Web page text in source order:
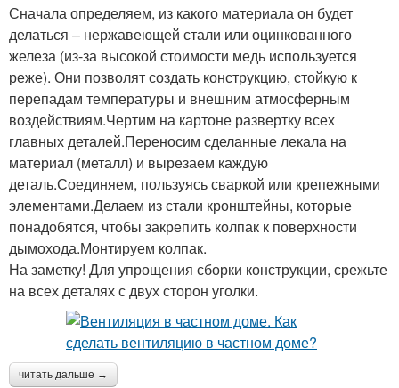
Сначала определяем, из какого материала он будет
делаться – нержавеющей стали или оцинкованного
железа (из-за высокой стоимости медь используется
реже). Они позволят создать конструкцию, стойкую к
перепадам температуры и внешним атмосферным
воздействиям.Чертим на картоне развертку всех
главных деталей.Переносим сделанные лекала на
материал (металл) и вырезаем каждую
деталь.Соединяем, пользуясь сваркой или крепежными
элементами.Делаем из стали кронштейны, которые
понадобятся, чтобы закрепить колпак к поверхности
дымохода.Монтируем колпак.
На заметку! Для упрощения сборки конструкции, срежьте
на всех деталях с двух сторон уголки.
читать дальше →